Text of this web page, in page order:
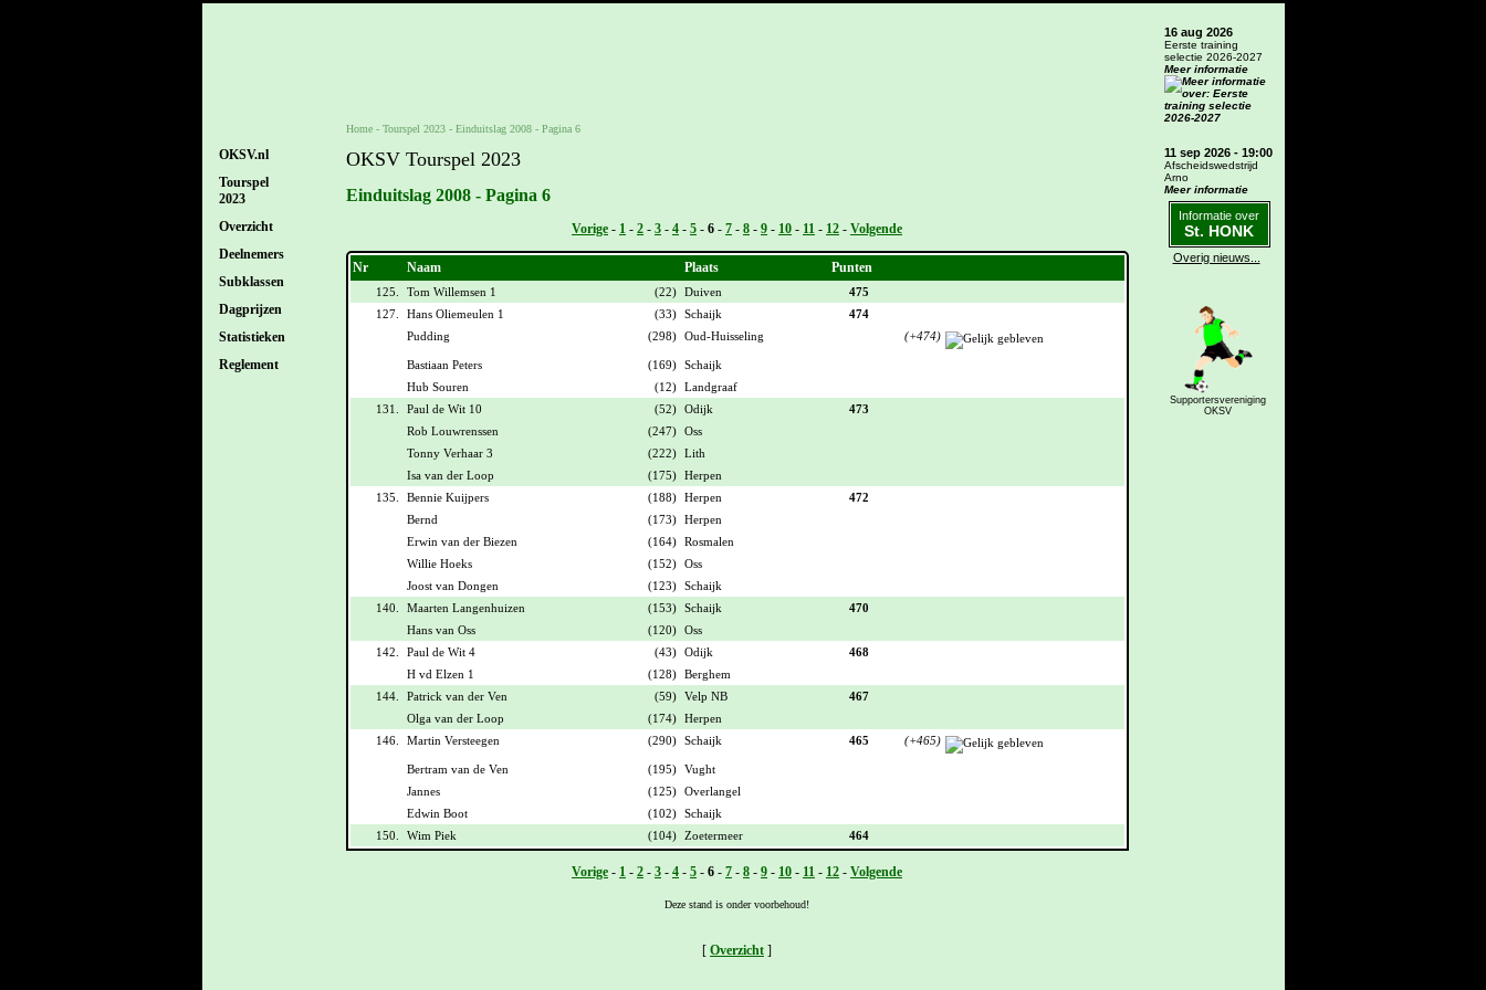
OKSV.nl
Tourspel
2023
Overzicht
Deelnemers
Subklassen
Dagprijzen
Statistieken
Reglement
Home- Tourspel 2023- Einduitslag 2008 - Pagina 6
OKSV Tourspel 2023
Einduitslag 2008 - Pagina 6
Vorige - 1 - 2 - 3 - 4 - 5 - 6 - 7 - 8 - 9 - 10 - 11 - 12 - Volgende
Nr Naam Plaats Punten
125. Tom Willemsen 1 (22) Duiven
475
127.
Hans Oliemeulen 1 (33) Schaijk
474
Pudding
(298) Oud-Huisseling (+474)
Bastiaan Peters (169) Schaijk
Hub Souren
(12) Landgraaf
131.
Paul de Wit 10 (52) Odijk
473
Rob Louwrenssen
(247) Oss
Tonny Verhaar 3
(222) Lith
Isa van der Loop
(175) Herpen
135.
Bennie Kuijpers (188) Herpen
472
Bernd
(173) Herpen
Erwin van der Biezen
(164) Rosmalen
Willie Hoeks
(152) Oss
Joost van Dongen
(123) Schaijk
140.
Maarten Langenhuizen (153) Schaijk
470
Hans van Oss
(120) Oss
142.
Paul de Wit 4 (43) Odijk
468
H vd Elzen 1
(128) Berghem
144.
Patrick van der Ven (59) Velp NB
467
Olga van der Loop
(174) Herpen
146.
Martin Versteegen (290) Schaijk 465 (+465)
Bertram van de Ven (195) Vught
Jannes
(125) Overlangel
Edwin Boot
(102) Schaijk
150.
Wim Piek (104) Zoetermeer 464
Vorige - 1 - 2 - 3 - 4 - 5 - 6 - 7 - 8 - 9 - 10 - 11 - 12 - Volgende
Deze stand is onder voorbehoud!
[ Overzicht ]
16 aug 2026
Eerste training
selectie 2026-2027
Meer informatie
11 sep 2026 - 19:00
Afscheidswedstrijd
Arno
Meer informatie
Informatie over
St. HONK
Overig nieuws...
Supportersvereniging
OKSV